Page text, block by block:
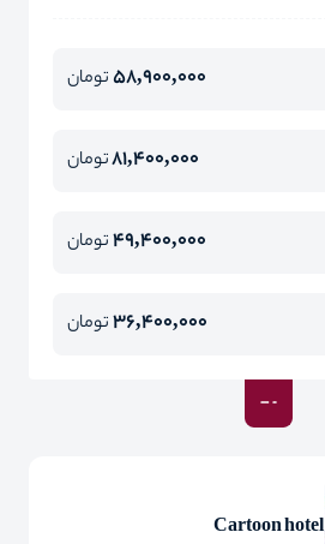
58,900,000تومان
81,400,000تومان
49,400,000تومان
36,400,000تومان
Cartoon hotel